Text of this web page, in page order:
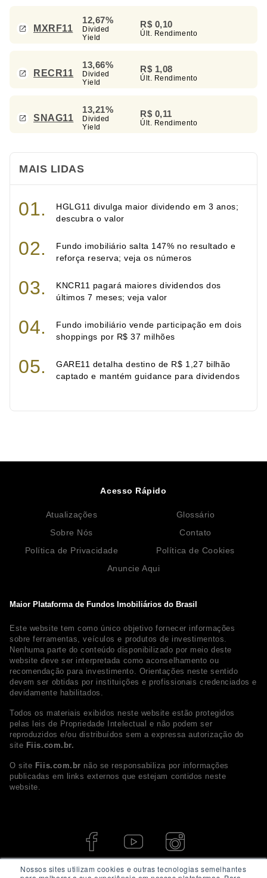
Nossos sites utilizam cookies e outras tecnologias semelhantes
MXRF11
12,67%
Divided
Yield
R$ 0,10
Últ. Rendimento
RECR11
13,66%
Divided
Yield
R$ 1,08
Últ. Rendimento
SNAG11
13,21%
Divided
Yield
R$ 0,11
Últ. Rendimento
MAIS LIDAS
HGLG11 divulga maior dividendo em 3 anos;
descubra o valor
Fundo imobiliário salta 147% no resultado e
reforça reserva; veja os números
KNCR11 pagará maiores dividendos dos
últimos 7 meses; veja valor
Fundo imobiliário vende participação em dois
shoppings por R$ 37 milhões
GARE11 detalha destino de R$ 1,27 bilhão
captado e mantém guidance para dividendos
Maior Plataforma de Fundos Imobiliários do Brasil
Este website tem como único objetivo fornecer informações
sobre ferramentas, veículos e produtos de investimentos.
Nenhuma parte do conteúdo disponibilizado por meio deste
website deve ser interpretada como aconselhamento ou
recomendação para investimento. Orientações neste sentido
devem ser obtidas por instituições e profissionais credenciados e
devidamente habilitados.
Todos os materiais exibidos neste website estão protegidos
pelas leis de Propriedade Intelectual e não podem ser
reproduzidos e/ou distribuídos sem a expressa autorização do
site Fiis.com.br.
O site Fiis.com.br não se responsabiliza por informações
publicadas em links externos que estejam contidos neste
website.
Acesso Rápido
Atualizações
Glossário
Sobre Nós
Contato
Política de Privacidade
Política de Cookies
Anuncie Aqui